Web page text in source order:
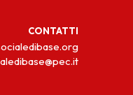
CONTATTI